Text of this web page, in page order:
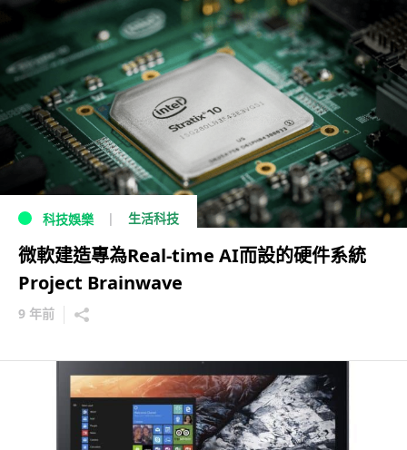
科技娛樂 生活科技
微軟建造專為Real-time AI而設的硬件系統
Project Brainwave
9 年前